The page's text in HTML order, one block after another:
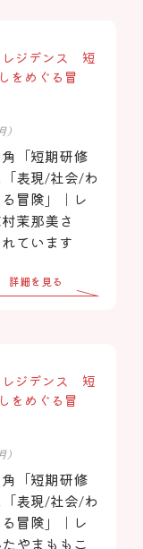
レジデンス 短
をめぐる冒
)
「短期研修
表現/社会/わ
冒険」｜レ
茉那美さ
ています
詳細を見る
レジデンス 短
をめぐる冒
)
「短期研修
表現/社会/わ
冒険」｜レ
やまももこ